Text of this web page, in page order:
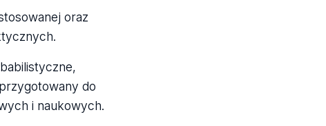
oraz
do
i naukowych.